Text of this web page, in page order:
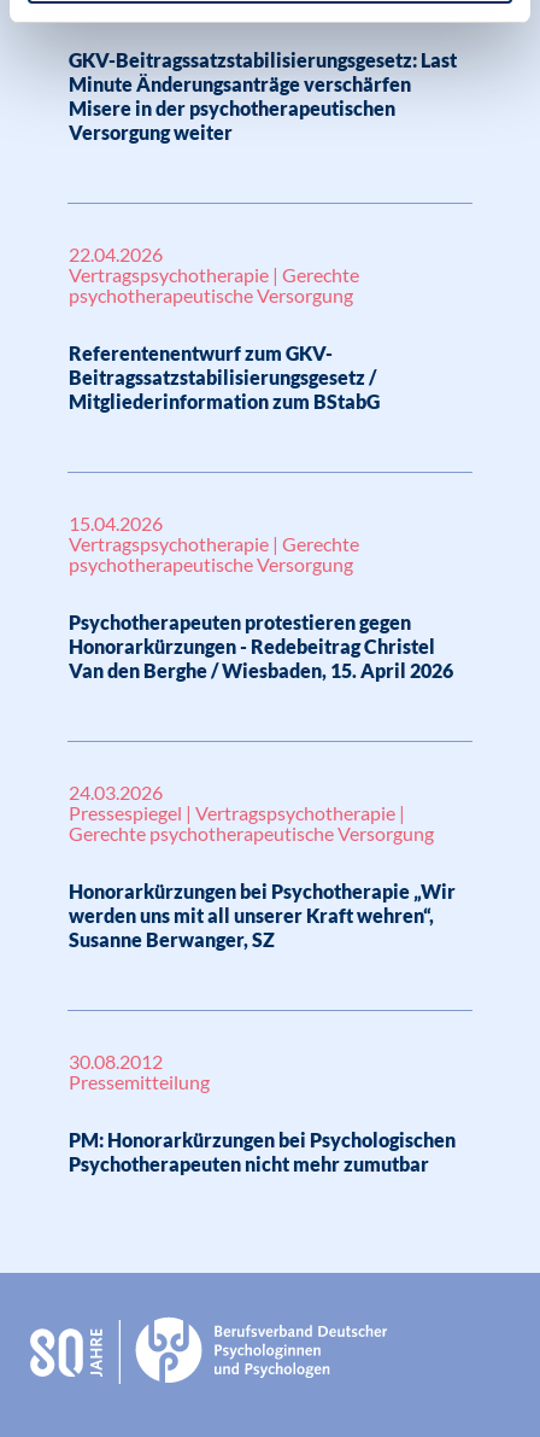
GKV-Beitragssatzstabilisierungsgesetz: Last
Minute Änderungsanträge verschärfen
Misere in der psychotherapeutischen
Versorgung weiter
22.04.2026
Vertragspsychotherapie | Gerechte
psychotherapeutische Versorgung
Referentenentwurf zum GKV-
Beitragssatzstabilisierungsgesetz /
Mitgliederinformation zum BStabG
15.04.2026
Vertragspsychotherapie | Gerechte
psychotherapeutische Versorgung
Psychotherapeuten protestieren gegen
Honorarkürzungen - Redebeitrag Christel
Van den Berghe / Wiesbaden, 15. April 2026
24.03.2026
Pressespiegel | Vertragspsychotherapie |
Gerechte psychotherapeutische Versorgung
Honorarkürzungen bei Psychotherapie „Wir
werden uns mit all unserer Kraft wehren“,
Susanne Berwanger, SZ
30.08.2012
Pressemitteilung
PM: Honorarkürzungen bei Psychologischen
Psychotherapeuten nicht mehr zumutbar